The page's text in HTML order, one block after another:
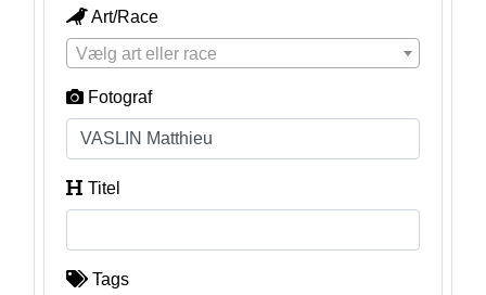
Art/Race
Vælg art eller race
Fotograf
Titel
Tags